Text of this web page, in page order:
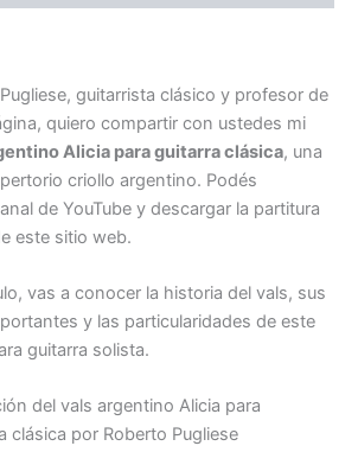
guitarrista clásico y profesor de
quiero compartir con ustedes mi
Alicia para guitarra clásica, una
criollo argentino. Podés
de YouTube y descargar la partitura
este sitio web.
vas a conocer la historia del vals, sus
y las particularidades de este
guitarra solista.